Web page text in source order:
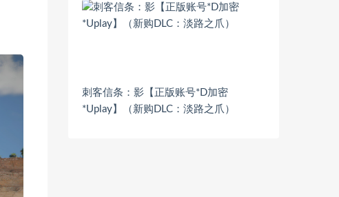
刺客信条：影【正版账号*D加密
*Uplay】（新购DLC：淡路之爪）